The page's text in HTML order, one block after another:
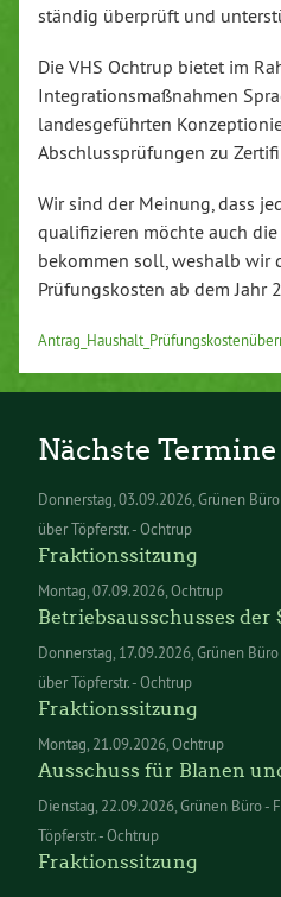
ständig überprüft und
Die VHS Ochtrup bietet im
Integrationsmaßnahmen
landesgeführten
Abschlussprüfungen zu
Wir sind der Meinung, dass
qualifizieren möchte auch
bekommen soll, weshalb wir
Prüfungskosten ab dem Jahr
Nächste Termine
Donnerstag 03.09.2026 Grünen
über Töpferstr. - Ochtrup
Fraktionssitzung
Montag 07.09.2026 Ochtrup
Betriebsausschusses der
Donnerstag 17.09.2026 Grünen
über Töpferstr. - Ochtrup
Fraktionssitzung
Montag 21.09.2026 Ochtrup
Ausschuss für Blanen
Dienstag 22.09.2026 Grünen Büro -
Töpferstr. - Ochtrup
Fraktionssitzung